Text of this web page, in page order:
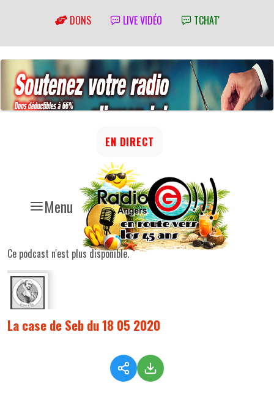
DONS LIVE VIDÉO TCHAT'
Menu
EN DIRECT
Ce podcast n'est plus disponible.
La case de Seb du 18 05 2020